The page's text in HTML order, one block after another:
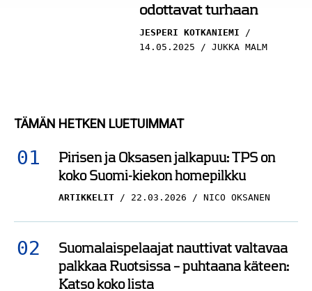
odottavat turhaan
JESPERI KOTKANIEMI
14.05.2025
JUKKA MALM
TÄMÄN HETKEN LUETUIMMAT
Pirisen ja Oksasen jalkapuu: TPS on
koko Suomi-kiekon homepilkku
ARTIKKELIT 22.03.2026 NICO OKSANEN
Suomalaispelaajat nauttivat valtavaa
palkkaa Ruotsissa – puhtaana käteen:
Katso koko lista